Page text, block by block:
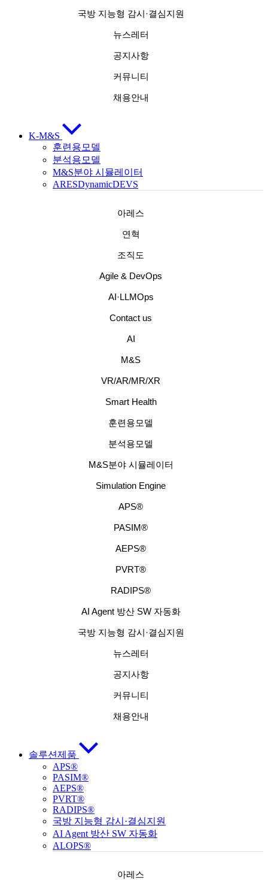
국방 지능형 감시·결심지원
뉴스레터
공지사항
커뮤니티
채용안내
K-M&S
훈련용모델
분석용모델
M&S분야 시뮬레이터
ARESDynamicDEVS
아레스
연혁
조직도
Agile & DevOps
AI·LLMOps
Contact us
AI
M&S
VR/AR/MR/XR
Smart Health
훈련용모델
분석용모델
M&S분야 시뮬레이터
Simulation Engine
APS®
PASIM®
AEPS®
PVRT®
RADIPS®
AI Agent 방산 SW 자동화
국방 지능형 감시·결심지원
뉴스레터
공지사항
커뮤니티
채용안내
솔루션제품
APS®
PASIM®
AEPS®
PVRT®
RADIPS®
국방 지능형 감시·결심지원
AI Agent 방산 SW 자동화
ALOPS®
아레스